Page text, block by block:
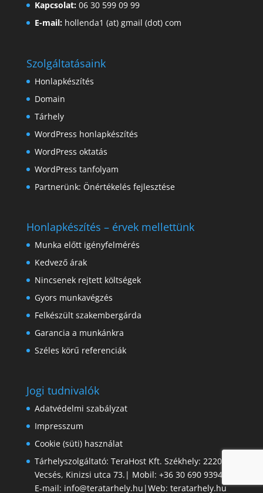
Kapcsolat:06 30 599 09 99
E-mail:hollenda1 (at) gmail (dot) com
Szolgáltatásaink
Honlapkészítés
Domain
Tárhely
WordPress honlapkészítés
WordPress oktatás
WordPress tanfolyam
Partnerünk: Önértékelés fejlesztése
Honlapkészítés – érvek mellettünk
Munka előtt igényfelmérés
Kedvező árak
Nincsenek rejtett költségek
Gyors munkavégzés
Felkészült szakembergárda
Garancia a munkánkra
Széles körű referenciák
Jogi tudnivalók
Adatvédelmi szabályzat
Impresszum
Cookie (süti) használat
Tárhelyszolgáltató: TeraHost Kft. Székhely: 2220
Vecsés, Kinizsi utca 73.| Mobil: +36 30 690 9394|
E-mail: info@teratarhely.hu|Web: teratarhely.hu